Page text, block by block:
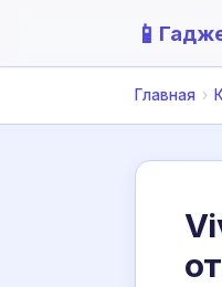
📱
Главная ›